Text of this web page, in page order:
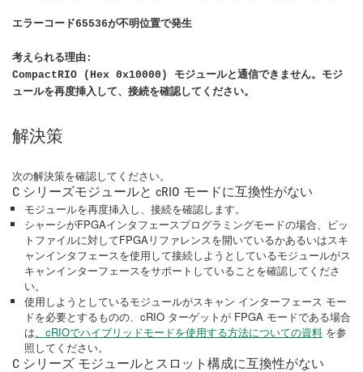
エラーコード65536が不明位置で発生
考えられる理由:
CompactRIO (Hex 0x10000) モジュールと通信できません。モジ
ュールを再度挿入して、接続を確認してください。
解決策
次の解決策を確認してください。
C シリーズモジュールと cRIO モードに互換性がない
モジュールを再度挿入し、接続を確認します。
シャーシがFPGAインタフェースプログラミングモードの場合、ビッ
トファイルに対してFPGAリファレンスを開いているかあるいはスキ
ャンインタフェースを使用して接続しようとしているモジュールがス
キャンインターフェースをサポートしていることを確認してくださ
い。
使用しようとしているモジュールがスキャン インターフェース モー
ドを必要とするものの、cRIO ターゲットが FPGA モードである場合
は、 cRIOでハイブリッドモードを使用する方法についての資料 を参
照してください。
C シリーズ モジュールとスロット構成に互換性がない